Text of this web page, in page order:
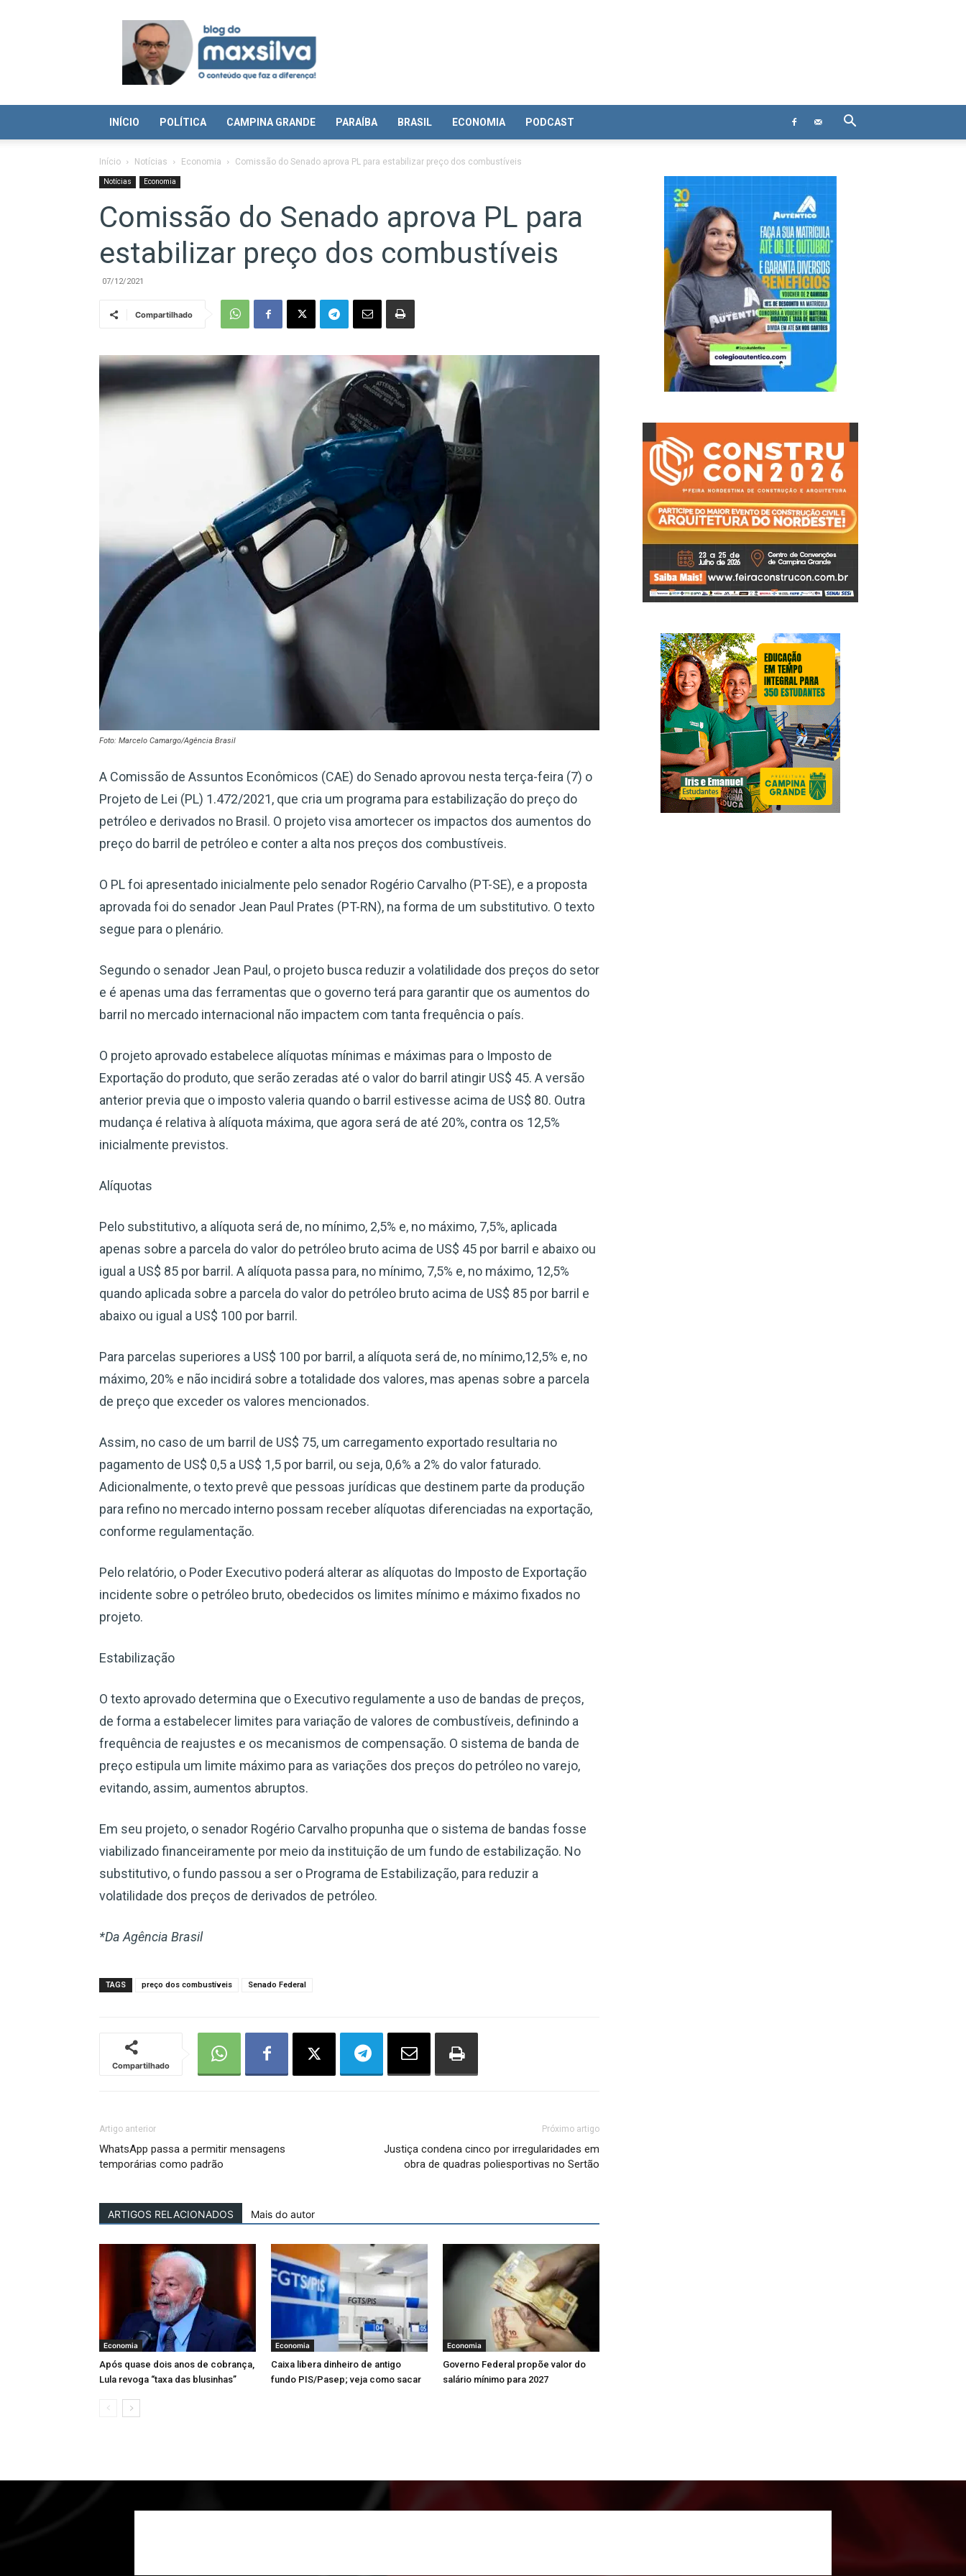
Blog
Max
Silva
INÍCIO POLÍTICA CAMPINA GRANDE PARAÍBA BRASIL ECONOMIA PODCAST
Início Notícias Economia Comissão do Senado aprova PL para estabilizar preço dos combustíveis
Notícias Economia
Comissão do Senado aprova PL para
estabilizar preço dos combustíveis
07/12/2021
Compartilhado
Foto: Marcelo Camargo/Agência Brasil
A Comissão de Assuntos Econômicos (CAE) do Senado aprovou nesta terça-feira (7) o
Projeto de Lei (PL) 1.472/2021, que cria um programa para estabilização do preço do
petróleo e derivados no Brasil. O projeto visa amortecer os impactos dos aumentos do
preço do barril de petróleo e conter a alta nos preços dos combustíveis.
O PL foi apresentado inicialmente pelo senador Rogério Carvalho (PT-SE), e a proposta
aprovada foi do senador Jean Paul Prates (PT-RN), na forma de um substitutivo. O texto
segue para o plenário.
Segundo o senador Jean Paul, o projeto busca reduzir a volatilidade dos preços do setor
e é apenas uma das ferramentas que o governo terá para garantir que os aumentos do
barril no mercado internacional não impactem com tanta frequência o país.
O projeto aprovado estabelece alíquotas mínimas e máximas para o Imposto de
Exportação do produto, que serão zeradas até o valor do barril atingir US$ 45. A versão
anterior previa que o imposto valeria quando o barril estivesse acima de US$ 80. Outra
mudança é relativa à alíquota máxima, que agora será de até 20%, contra os 12,5%
inicialmente previstos.
Alíquotas
Pelo substitutivo, a alíquota será de, no mínimo, 2,5% e, no máximo, 7,5%, aplicada
apenas sobre a parcela do valor do petróleo bruto acima de US$ 45 por barril e abaixo ou
igual a US$ 85 por barril. A alíquota passa para, no mínimo, 7,5% e, no máximo, 12,5%
quando aplicada sobre a parcela do valor do petróleo bruto acima de US$ 85 por barril e
abaixo ou igual a US$ 100 por barril.
Para parcelas superiores a US$ 100 por barril, a alíquota será de, no mínimo,12,5% e, no
máximo, 20% e não incidirá sobre a totalidade dos valores, mas apenas sobre a parcela
de preço que exceder os valores mencionados.
Assim, no caso de um barril de US$ 75, um carregamento exportado resultaria no
pagamento de US$ 0,5 a US$ 1,5 por barril, ou seja, 0,6% a 2% do valor faturado.
Adicionalmente, o texto prevê que pessoas jurídicas que destinem parte da produção
para refino no mercado interno possam receber alíquotas diferenciadas na exportação,
conforme regulamentação.
Pelo relatório, o Poder Executivo poderá alterar as alíquotas do Imposto de Exportação
incidente sobre o petróleo bruto, obedecidos os limites mínimo e máximo fixados no
projeto.
Estabilização
O texto aprovado determina que o Executivo regulamente a uso de bandas de preços,
de forma a estabelecer limites para variação de valores de combustíveis, definindo a
frequência de reajustes e os mecanismos de compensação. O sistema de banda de
preço estipula um limite máximo para as variações dos preços do petróleo no varejo,
evitando, assim, aumentos abruptos.
Em seu projeto, o senador Rogério Carvalho propunha que o sistema de bandas fosse
viabilizado financeiramente por meio da instituição de um fundo de estabilização. No
substitutivo, o fundo passou a ser o Programa de Estabilização, para reduzir a
volatilidade dos preços de derivados de petróleo.
*Da Agência Brasil
TAGS preço dos combustíveis Senado Federal
Compartilhado
Artigo anterior
WhatsApp passa a permitir mensagens
temporárias como padrão
Próximo artigo
Justiça condena cinco por irregularidades em
obra de quadras poliesportivas no Sertão
ARTIGOS RELACIONADOS Mais do autor
Economia
Após quase dois anos de cobrança,
Lula revoga “taxa das blusinhas”
Economia
Caixa libera dinheiro de antigo
fundo PIS/Pasep; veja como sacar
Economia
Governo Federal propõe valor do
salário mínimo para 2027